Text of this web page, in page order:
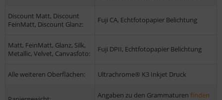
Discount Matt, Discount
FeinMatt, Discount Glanz:
Fuji CA, Echtfotopapier Belichtung
Matt, FeinMatt, Glanz, Silk,
Metallic, Velvet, Canvasfoto:
Fuji DPII, Echtfotopapier Belichtung
Alle weiteren Oberflächen: Ultrachrome® K3 Inkjet Druck
Angaben zu den Grammaturen finden